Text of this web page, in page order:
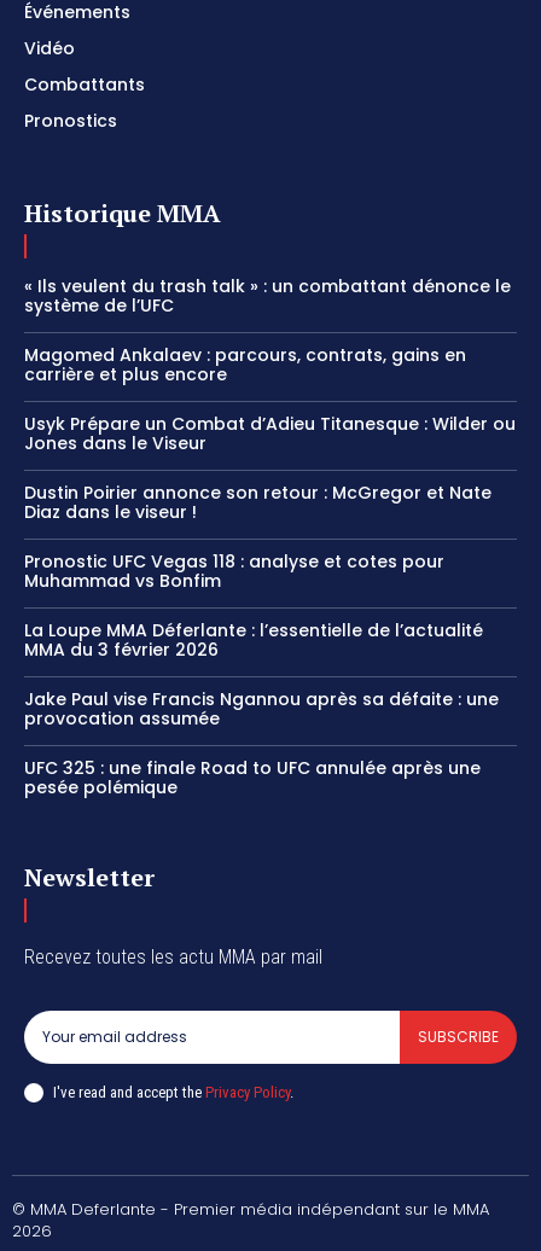
Événements
Vidéo
Combattants
Pronostics
Historique MMA
« Ils veulent du trash talk » : un combattant dénonce le
système de l’UFC
Magomed Ankalaev : parcours, contrats, gains en
carrière et plus encore
Usyk Prépare un Combat d’Adieu Titanesque : Wilder ou
Jones dans le Viseur
Dustin Poirier annonce son retour : McGregor et Nate
Diaz dans le viseur !
Pronostic UFC Vegas 118 : analyse et cotes pour
Muhammad vs Bonfim
La Loupe MMA Déferlante : l’essentielle de l’actualité
MMA du 3 février 2026
Jake Paul vise Francis Ngannou après sa défaite : une
provocation assumée
UFC 325 : une finale Road to UFC annulée après une
pesée polémique
Newsletter
Recevez toutes les actu MMA par mail
SUBSCRIBE
I've read and accept the Privacy Policy.
© MMA Deferlante - Premier média indépendant sur le MMA
2026